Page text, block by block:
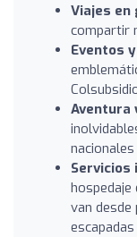
Viajes
compartir
Eventos
Aventura
hospedaje
van desde